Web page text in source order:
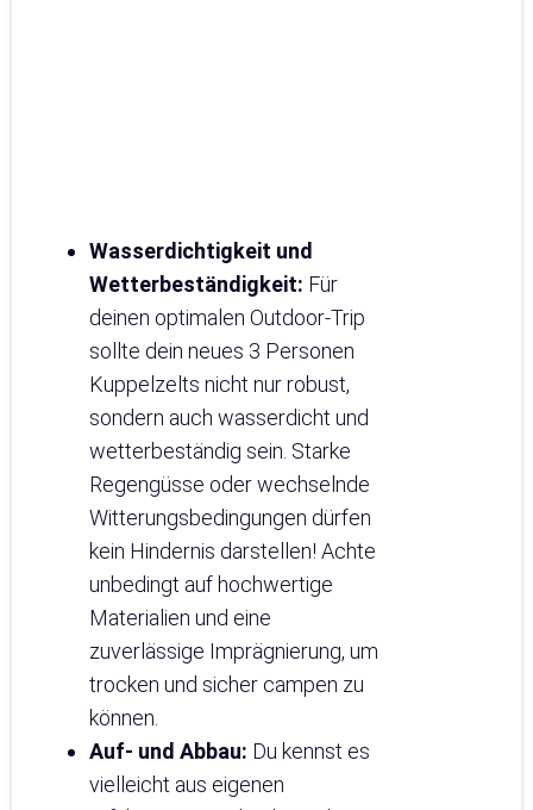
Wasserdichtigkeit und
Wetterbeständigkeit: Für
deinen optimalen Outdoor-Trip
sollte dein neues 3 Personen
Kuppelzelts nicht nur robust,
sondern auch wasserdicht und
wetterbeständig sein. Starke
Regengüsse oder wechselnde
Witterungsbedingungen dürfen
kein Hindernis darstellen! Achte
unbedingt auf hochwertige
Materialien und eine
zuverlässige Imprägnierung, um
trocken und sicher campen zu
können.
Auf- und Abbau: Du kennst es
vielleicht aus eigenen